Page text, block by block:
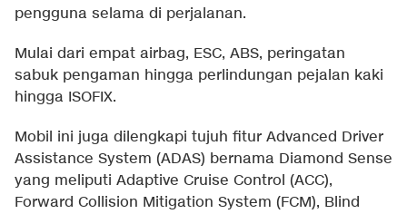
pengguna selama di perjalanan.
Mulai dari empat airbag, ESC, ABS, peringatan
sabuk pengaman hingga perlindungan pejalan kaki
hingga ISOFIX.
Mobil ini juga dilengkapi tujuh fitur Advanced Driver
Assistance System (ADAS) bernama Diamond Sense
yang meliputi Adaptive Cruise Control (ACC),
Forward Collision Mitigation System (FCM), Blind